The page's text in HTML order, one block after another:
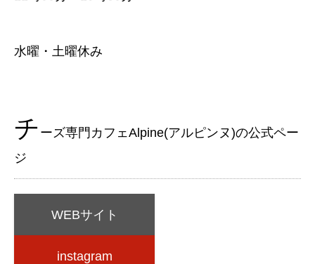
水曜・土曜休み
チ ーズ専門カフェAlpine(アルピンヌ)の公式ペー
ジ
WEBサイト
instagram